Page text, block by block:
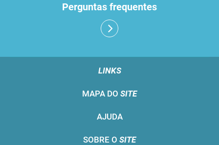
Perguntas frequentes
LINKS
MAPA DO SITE
AJUDA
SOBRE O SITE